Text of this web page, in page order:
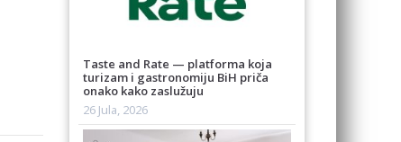
Taste and Rate — platforma koja
turizam i gastronomiju BiH priča
onako kako zaslužuju
26 Jula, 2026